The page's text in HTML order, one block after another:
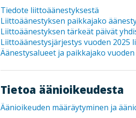
Tiedote liittoäänestyksestä
Liittoäänestyksen paikkajako
Liittoäänestyksen tärkeät päivät
Liittoäänestysjärjestys vuoden 2025
Äänestysalueet ja paikkajako
Tietoa äänioikeudesta
Äänioikeuden määräytyminen ja